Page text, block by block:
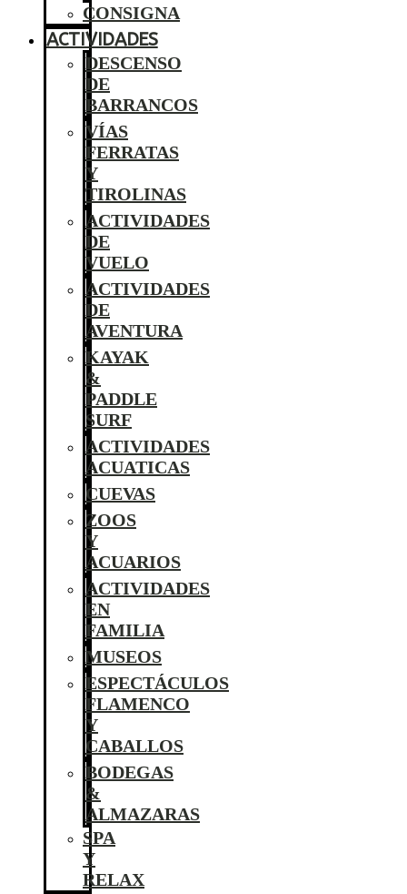
CONSIGNA
ACTIVIDADES
DESCENSO
DE
BARRANCOS
VÍAS
FERRATAS
Y
TIROLINAS
ACTIVIDADES
DE
VUELO
ACTIVIDADES
DE
AVENTURA
KAYAK
&
PADDLE
SURF
ACTIVIDADES
ACUATICAS
CUEVAS
ZOOS
Y
ACUARIOS
ACTIVIDADES
EN
FAMILIA
MUSEOS
ESPECTÁCULOS
FLAMENCO
Y
CABALLOS
BODEGAS
&
ALMAZARAS
SPA
Y
RELAX